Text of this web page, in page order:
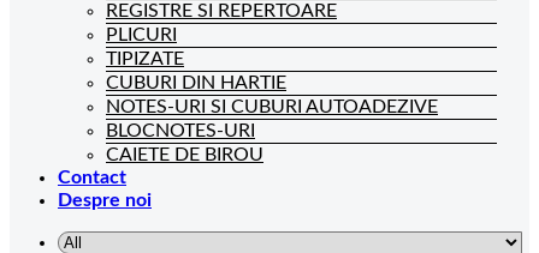
REGISTRE SI REPERTOARE
PLICURI
TIPIZATE
CUBURI DIN HARTIE
NOTES-URI SI CUBURI AUTOADEZIVE
BLOCNOTES-URI
CAIETE DE BIROU
Contact
Despre noi